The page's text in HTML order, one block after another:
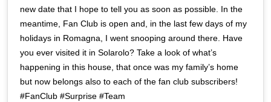
new date that I hope to tell you as soon as possible. In the
meantime, Fan Club is open and, in the last few days of my
holidays in Romagna, I went snooping around there. Have
you ever visited it in Solarolo? Take a look of what’s
happening in this house, that once was my family’s home
but now belongs also to each of the fan club subscribers!
#FanClub #Surprise #Team